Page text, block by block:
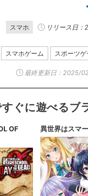
スマホ リリース日
スマホゲーム スポーツゲ
最終更新日： 2025/
ぐに遊べるブ
OF
異世界はスマ